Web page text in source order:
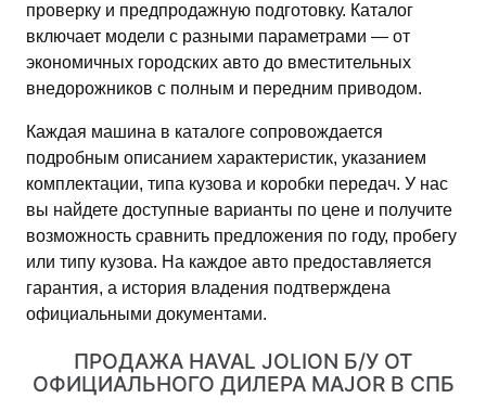
проверку и предпродажную подготовку. Каталог
включает модели с разными параметрами — от
экономичных городских авто до вместительных
внедорожников с полным и передним приводом.
Каждая машина в каталоге сопровождается
подробным описанием характеристик, указанием
комплектации, типа кузова и коробки передач. У нас
вы найдете доступные варианты по цене и получите
возможность сравнить предложения по году, пробегу
или типу кузова. На каждое авто предоставляется
гарантия, а история владения подтверждена
официальными документами.
ПРОДАЖА HAVAL JOLION Б/У ОТ
ОФИЦИАЛЬНОГО ДИЛЕРА MAJOR В СПБ